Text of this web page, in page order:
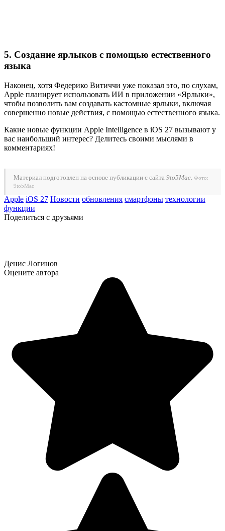
5. Создание ярлыков с помощью естественного
языка
Наконец, хотя Федерико Витиччи уже показал это, по слухам,
Apple планирует использовать ИИ в приложении «Ярлыки»,
чтобы позволить вам создавать кастомные ярлыки, включая
совершенно новые действия, с помощью естественного языка.
Какие новые функции Apple Intelligence в iOS 27 вызывают у
вас наибольший интерес? Делитесь своими мыслями в
комментариях!
Материал подготовлен на основе публикации с сайта 9to5Mac Фото:
9to5Mac
Apple iOS 27 Новости обновления смартфоны технологии
функции
Поделиться с друзьями
Денис Логинов
Оцените автора